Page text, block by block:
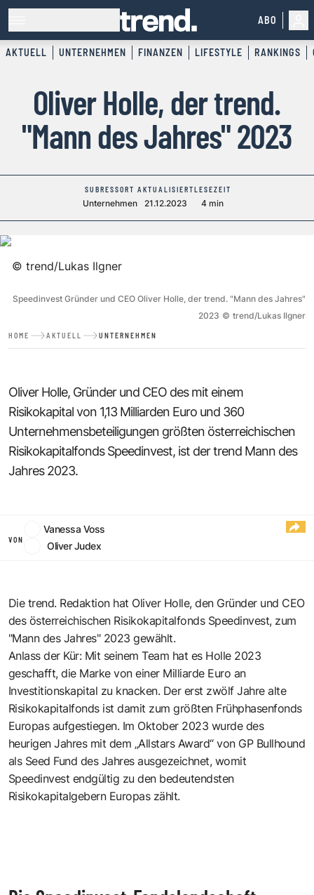
ABO
AKTUELL UNTERNEHMEN FINANZEN LIFESTYLE RANKINGS
Oliver Holle, der trend.
"Mann des Jahres" 2023
SUBRESSORT
Unternehmen
AKTUALISIERT
21.12.2023
LESEZEIT
4 min
© trend/Lukas Ilgner
Speedinvest Gründer und CEO Oliver Holle, der trend. "Mann des Jahres"
2023 © trend/Lukas Ilgner
HOME AKTUELL UNTERNEHMEN
Oliver Holle, Gründer und CEO des mit einem
Risikokapital von 1,13 Milliarden Euro und 360
Unternehmensbeteiligungen größten österreichischen
Risikokapitalfonds Speedinvest, ist der trend Mann des
Jahres 2023.
VON
Vanessa Voss
Oliver Judex
Die trend. Redaktion hat Oliver Holle, den Gründer und CEO
des österreichischen Risikokapitalfonds Speedinvest, zum
"Mann des Jahres" 2023 gewählt.
Anlass der Kür: Mit seinem Team hat es Holle 2023
geschafft, die Marke von einer Milliarde Euro an
Investitionskapital zu knacken. Der erst zwölf Jahre alte
Risikokapitalfonds ist damit zum größten Frühphasenfonds
Europas aufgestiegen. Im Oktober 2023 wurde des
heurigen Jahres mit dem „Allstars Award“ von GP Bullhound
als Seed Fund des Jahres ausgezeichnet, womit
Speedinvest endgültig zu den bedeutendsten
Risikokapitalgebern Europas zählt.